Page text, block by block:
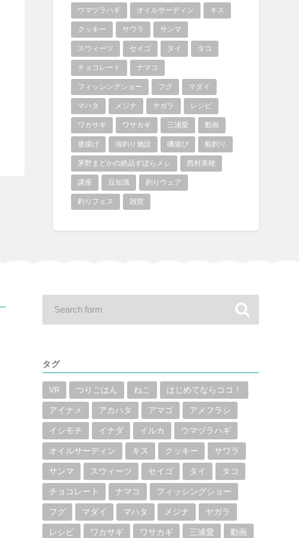
ウマヅラハギ オイルサーディン キス
クッキー サワラ サンマ
スウィーツ セイゴ タイ タコ
チョコレート ナマコ
フィッシングショー フグ マダイ
マハタ メジナ ヤガラ レシピ
ワカサギ ワサカギ 三浦愛 動画
唐揚げ 海釣り施設 磯遊び 船釣り
茅野まどかの絶品ずぼらメシ 西村美穂
講座 豆知識 釣りウェア
釣りフェス 雑貨
タグ
VR つりごはん ねこ はじめてならココ！
アイナメ アカハタ アマゴ アメフラシ
イシモチ イナダ イルカ ウマヅラハギ
オイルサーディン キス クッキー サワラ
サンマ スウィーツ セイゴ タイ タコ
チョコレート ナマコ フィッシングショー
フグ マダイ マハタ メジナ ヤガラ
レシピ ワカサギ ワサカギ 三浦愛 動画